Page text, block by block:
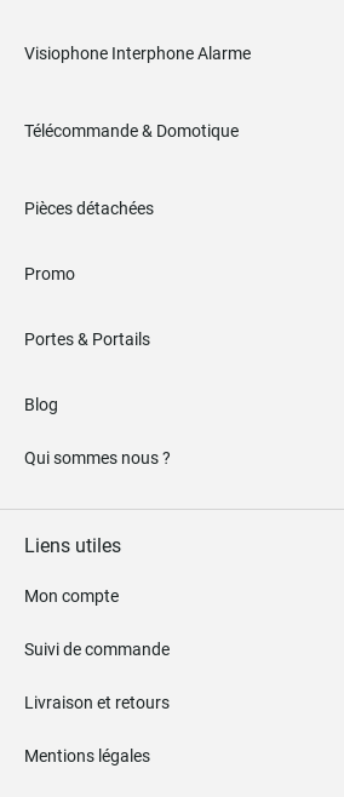
Visiophone Interphone Alarme
Télécommande & Domotique
Pièces détachées
Promo
Portes & Portails
Blog
Qui sommes nous ?
Liens utiles
Mon compte
Suivi de commande
Livraison et retours
Mentions légales